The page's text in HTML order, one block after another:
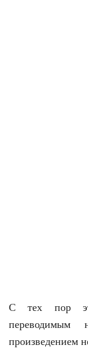
С тех пор
переводимым
произведением